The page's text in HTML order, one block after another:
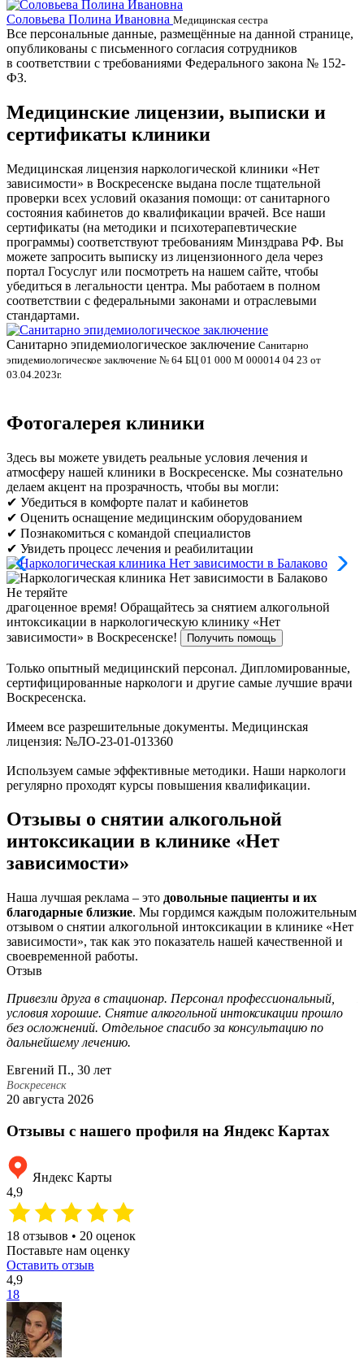
Соловьева Полина Ивановна Медицинская сестра
Все персональные данные, размещённые на данной странице,
опубликованы с письменного согласия сотрудников
в соответствии с требованиями Федерального закона № 152-
ФЗ.
Медицинские лицензии, выписки и
сертификаты клиники
Медицинская лицензия наркологической клиники «Нет
зависимости» в Воскресенске выдана после тщательной
проверки всех условий оказания помощи: от санитарного
состояния кабинетов до квалификации врачей. Все наши
сертификаты (на методики и психотерапевтические
программы) соответствуют требованиям Минздрава РФ. Вы
можете запросить выписку из лицензионного дела через
портал Госуслуг или посмотреть на нашем сайте, чтобы
убедиться в легальности центра. Мы работаем в полном
соответствии с федеральными законами и отраслевыми
стандартами.
Санитарно эпидемиологическое заключение Санитарно
эпидемиологическое заключение № 64 БЦ 01 000 М 000014 04 23 от
03.04.2023г.
Фотогалерея клиники
Здесь вы можете увидеть реальные условия лечения и
атмосферу нашей клиники в Воскресенске. Мы сознательно
делаем акцент на прозрачность, чтобы вы могли:
✔ Убедиться в комфорте палат и кабинетов
✔ Оценить оснащение медицинским оборудованием
✔ Познакомиться с командой специалистов
✔ Увидеть процесс лечения и реабилитации
Не теряйте
драгоценное время! Обращайтесь за снятием алкогольной
интоксикации в наркологическую клинику «Нет
зависимости» в Воскресенске!
Получить помощь
Только опытный медицинский персонал. Дипломированные,
сертифицированные наркологи и другие самые лучшие врачи
Воскресенска.
Имеем все разрешительные документы. Медицинская
лицензия: №ЛО-23-01-013360
Используем самые эффективные методики. Наши наркологи
регулярно проходят курсы повышения квалификации.
Отзывы о снятии алкогольной
интоксикации в клинике «Нет
зависимости»
Наша лучшая реклама – это довольные пациенты и их
благодарные близкие. Мы гордимся каждым положительным
отзывом о снятии алкогольной интоксикации в клинике «Нет
зависимости», так как это показатель нашей качественной и
своевременной работы.
Отзыв
Привезли друга в стационар. Персонал профессиональный,
условия хорошие. Снятие алкогольной интоксикации прошло
без осложнений. Отдельное спасибо за консультацию по
дальнейшему лечению.
Евгений П., 30 лет
Воскресенск
20 августа 2026
Отзывы с нашего профиля на Яндекс Картах
Яндекс Карты
4,9
18 отзывов • 20 оценок
Поставьте нам оценку
Оставить отзыв
4,9
18